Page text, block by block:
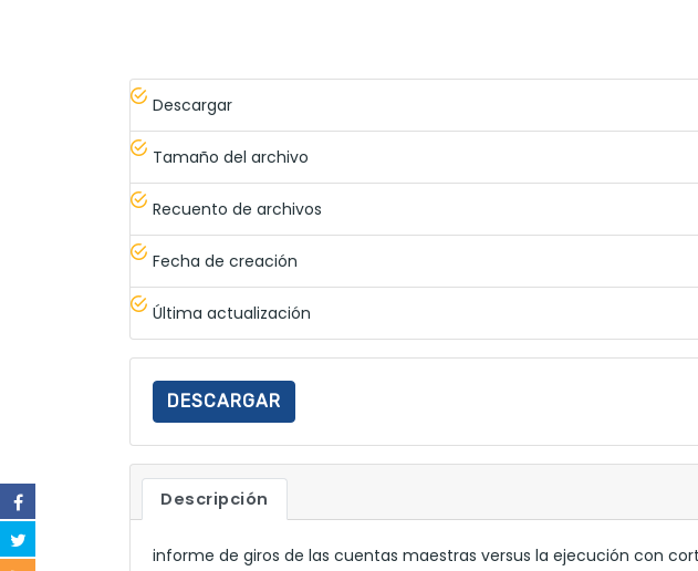
Descargar
Tamaño del archivo
Recuento de archivos
Fecha de creación
Última actualización
DESCARGAR
Descripción
informe de giros de las cuentas maestras versus la ejecución con